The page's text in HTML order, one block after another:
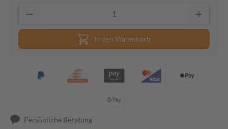
In den Warenkorb
Persönliche Beratung